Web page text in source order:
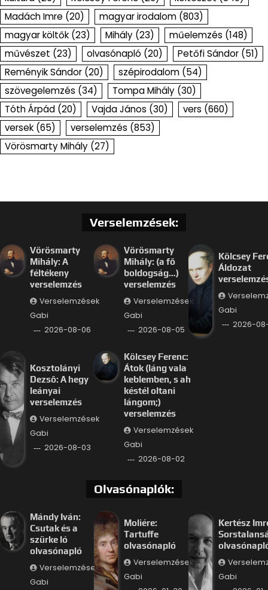
Madách Imre (20) magyar irodalom (803)
magyar költők (23) Mihály (23) műelemzés (148)
művészet (23) olvasónapló (20) Petőfi Sándor (51)
Reményik Sándor (20) szépirodalom (54)
szövegelemzés (34) Tompa Mihály (30)
Tóth Árpád (20) Vajda János (30) vers (660)
versek (65) verselemzés (853)
Vörösmarty Mihály (27)
Verselemzések:
Vörösmarty
Mihály: A
féltékeny
verselemzés
Verselemzések
Gabi
2026-08-06
Vörösmarty
Mihály: (a fő
boldogság…)
verselemzés
Verselemzések
Gabi
2026-08-05
Kölcsey
Áldozat
Gabi
2026-
Kosztolányi
Dezső: A hegy
leányai
verselemzés
Verselemzések
Gabi
2026-08-03
Kölcsey Ferenc:
Átok (láng vala
keblemben, s ah
késtél oltani
lángom;)
verselemzés
Verselemzések
Gabi
2026-08-02
Olvasónaplók:
Mándy Iván:
Csutak és a
szürke ló
olvasónapló
Verselemzések
Gabi
Moliére:
Tartuffe
olvasónapló
Verselemzések
Gabi
Kertész
Gabi